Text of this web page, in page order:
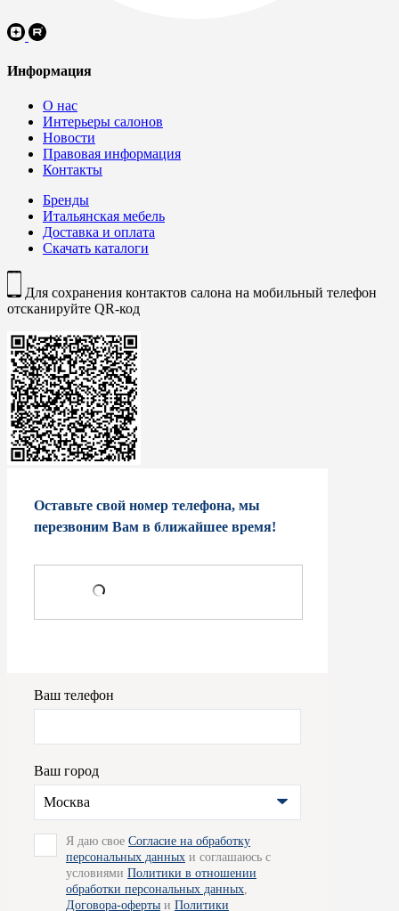
Информация
О нас
Интерьеры салонов
Новости
Правовая информация
Контакты
Бренды
Итальянская мебель
Доставка и оплата
Скачать каталоги
Для сохранения контактов салона на мобильный телефон
отсканируйте QR-код
Оставьте свой номер телефона, мы
перезвоним Вам в ближайшее время!
Ваш телефон
Ваш город
Москва
Я даю свое Согласие на обработку
персональных данных и соглашаюсь с
условиями Политики в отношении
обработки персональных данных,
Договора-оферты и Политики